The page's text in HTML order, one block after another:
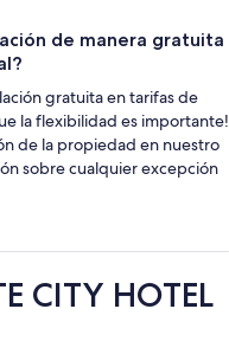
de manera gratuita
gratuita en tarifas de
la flexibilidad es importante!
de la propiedad en nuestro
sobre cualquier excepción
CITY HOTEL